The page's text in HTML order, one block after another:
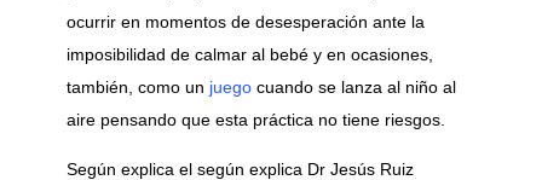
ocurrir en momentos de desesperación ante la
imposibilidad de calmar al bebé y en ocasiones,
también, como un juegocuando se lanza al niño al
aire pensando que esta práctica no tiene riesgos.
Según explica el según explica Dr Jesús Ruiz